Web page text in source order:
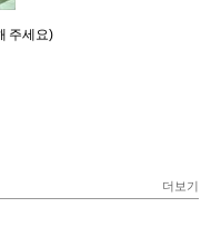
주세요)
더보기